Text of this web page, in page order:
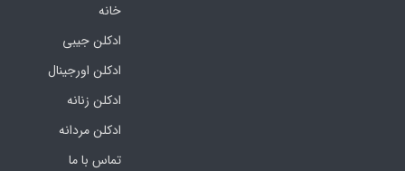
خانه
ادکلن جیبی
ادکلن اورجینال
ادکلن زنانه
ادکلن مردانه
تماس با ما